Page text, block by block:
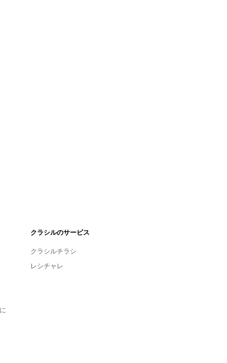
クラシルのサービス
クラシルチラシ
レシチャレ